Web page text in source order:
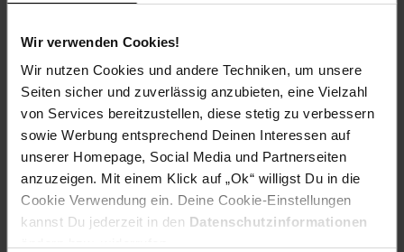
Wir verwenden Cookies!
Wir nutzen Cookies und andere Techniken, um unsere
Seiten sicher und zuverlässig anzubieten, eine Vielzahl
von Services bereitzustellen, diese stetig zu verbessern
sowie Werbung entsprechend Deinen Interessen auf
unserer Homepage, Social Media und Partnerseiten
anzuzeigen. Mit einem Klick auf „Ok“ willigst Du in die
Cookie Verwendung ein. Deine Cookie-Einstellungen
kannst Du jederzeit in den Datenschutzinformationen
Artikelnummer: 2205901000
EAN: 4250648958843
Artikel gehört zur Kategorie:Weiteres Bad-Zubehör
Versandinformationen